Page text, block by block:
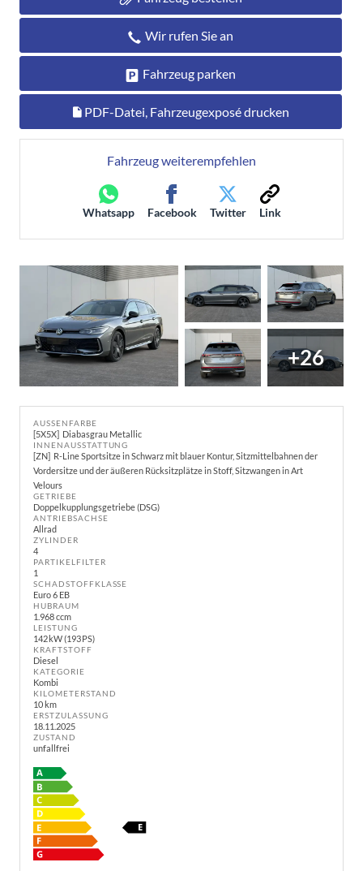
Wir rufen Sie an
Fahrzeug parken
PDF-Datei, Fahrzeugexposé drucken
Fahrzeug weiterempfehlen
Whatsapp Facebook Twitter Link
+26
AUSSENFARBE
5X5X Diabasgrau Metallic
INNENAUSSTATTUNG
ZN
R-Line Sportsitze in Schwarz mit blauer Kontur, Sitzmittelbahnen der
Vordersitze und der äußeren Rücksitzplätze in Stoff, Sitzwangen in Art
Velours
GETRIEBE
Doppelkupplungsgetriebe (DSG)
ANTRIEBSACHSE
Allrad
ZYLINDER
4
PARTIKELFILTER
1
SCHADSTOFFKLASSE
Euro 6 EB
HUBRAUM
1.968 ccm
LEISTUNG
142 kW (193 PS)
KRAFTSTOFF
Diesel
KATEGORIE
Kombi
KILOMETERSTAND
10 km
ERSTZULASSUNG
18.11.2025
ZUSTAND
unfallfrei